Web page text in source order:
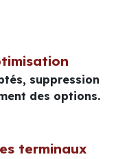
suppression
des options.
terminaux